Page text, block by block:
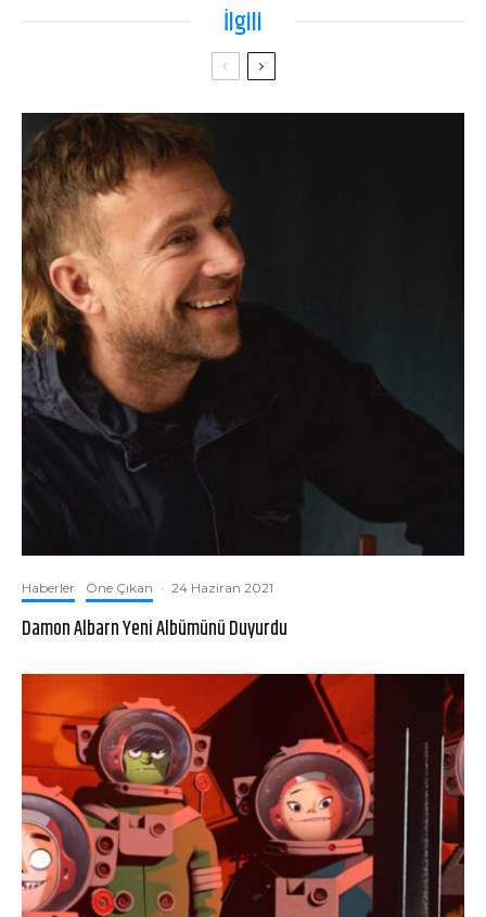
İlgili
Haberler Öne Çıkan · 24 Haziran 2021
Damon Albarn Yeni Albümünü Duyurdu